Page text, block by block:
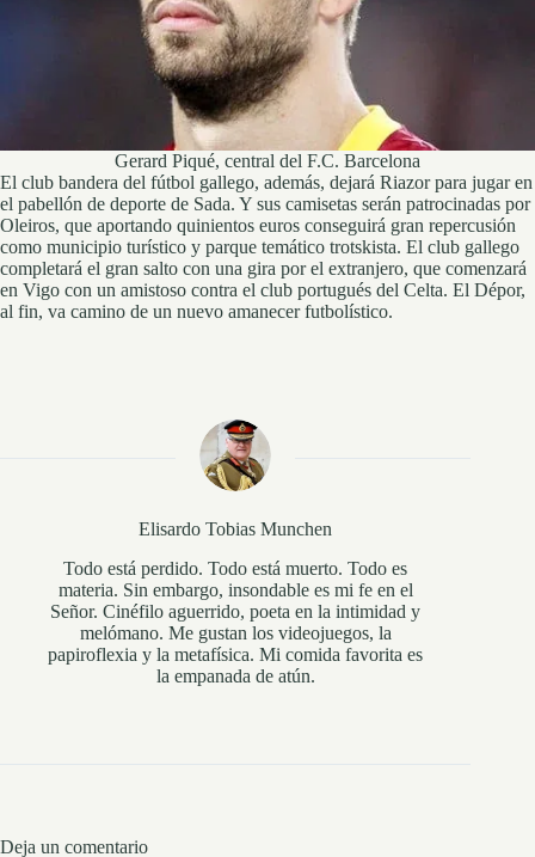
Gerard Piqué, central del F.C. Barcelona
El club bandera del fútbol gallego, además, dejará Riazor para jugar en
el pabellón de deporte de Sada. Y sus camisetas serán patrocinadas por
Oleiros, que aportando quinientos euros conseguirá gran repercusión
como municipio turístico y parque temático trotskista. El club gallego
completará el gran salto con una gira por el extranjero, que comenzará
en Vigo con un amistoso contra el club portugués del Celta. El Dépor,
al fin, va camino de un nuevo amanecer futbolístico.
Elisardo Tobias Munchen
Todo está perdido. Todo está muerto. Todo es
materia. Sin embargo, insondable es mi fe en el
Señor. Cinéfilo aguerrido, poeta en la intimidad y
melómano. Me gustan los videojuegos, la
papiroflexia y la metafísica. Mi comida favorita es
la empanada de atún.
Deja un comentario